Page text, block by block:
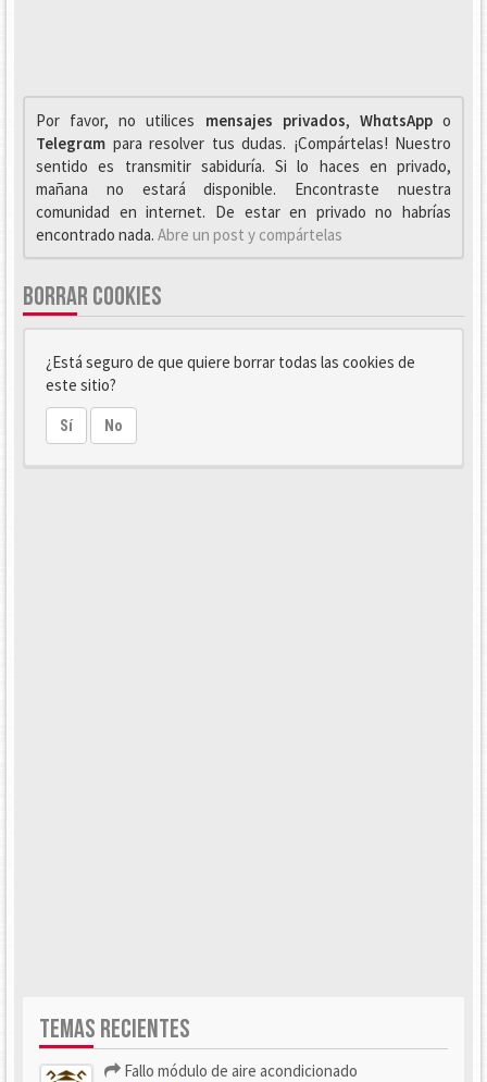
Por favor, no utilices mensajes privados, WhαtsAppo
Telegrαm para resolver tus dudas. ¡Compártelas! Nuestro
sentido es transmitir sabiduría. Si lo haces en privado,
mañana no estará disponible. Encontraste nuestra
comunidad en internet. De estar en privado no habrías
encontrado nada. Abre un post y compártelas
BORRAR COOKIES
¿Está seguro de que quiere borrar todas las cookies de
este sitio?
Sí No
TEMAS RECIENTES
Fallo módulo de aire acondicionado